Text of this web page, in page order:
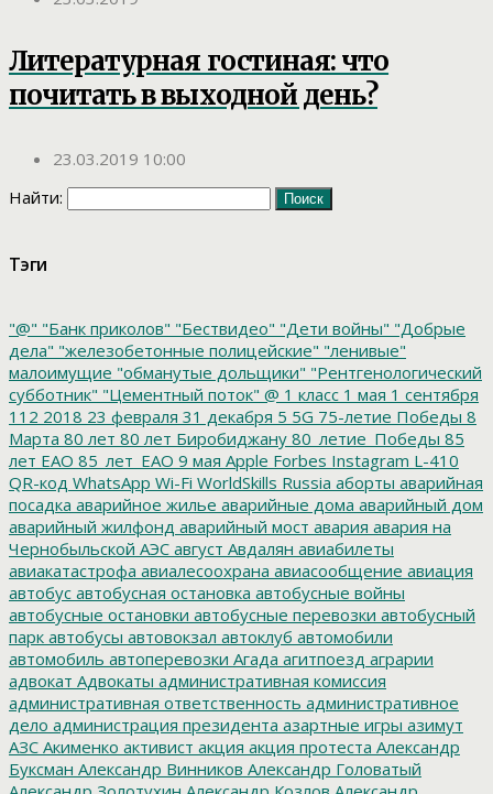
Литературная гостиная: что
почитать в выходной день?
23.03.2019 10:00
Найти:
Тэги
"@" "Банк приколов" "Бествидео" "Дети войны" "Добрые
дела" "железобетонные полицейские" "ленивые"
малоимущие "обманутые дольщики" "Рентгенологический
субботник" "Цементный поток" @ 1 класс 1 мая 1 сентября
112 2018 23 февраля 31 декабря 5 5G 75-летие Победы 8
Марта 80 лет 80 лет Биробиджану 80_летие_Победы 85
лет ЕАО 85_лет_ЕАО 9 мая Apple Forbes Instagram L-410
QR-код WhatsApp Wi-Fi WorldSkills Russia аборты аварийная
посадка аварийное жилье аварийные дома аварийный дом
аварийный жилфонд аварийный мост авария авария на
Чернобыльской АЭС август Авдалян авиабилеты
авиакатастрофа авиалесоохрана авиасообщение авиация
автобус автобусная остановка автобусные войны
автобусные остановки автобусные перевозки автобусный
парк автобусы автовокзал автоклуб автомобили
автомобиль автоперевозки Агада агитпоезд аграрии
адвокат Адвокаты административная комиссия
административная ответственность административное
дело администрация президента азартные игры азимут
АЗС Акименко активист акция акция протеста Александр
Буксман Александр Винников Александр Головатый